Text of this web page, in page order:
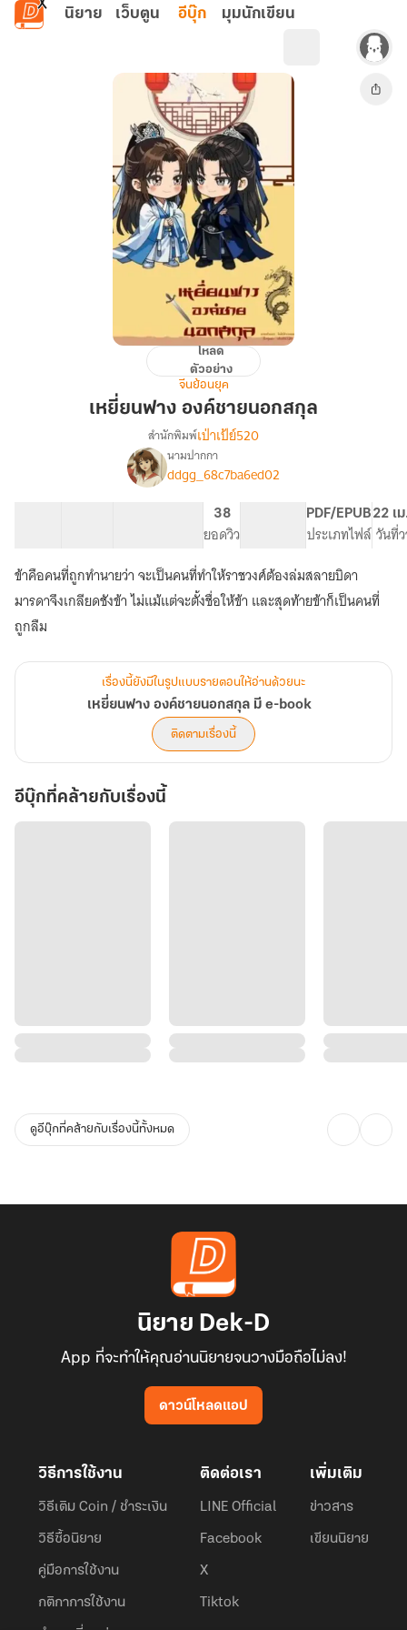
ข้ามไปยังเนื้อหาหลัก
นิยาย เว็บตูน อีบุ๊ก มุมนักเขียน
ยน
ชาย
นอก
โหลด
ตัวอย่าง
จีนย้อนยุค
เหยี่ยนฟาง องค์ชายนอกสกุล
เรื่อง
เห
ยี่
ยน
ฟาง
องค์
ชาย
นอก
สกุล
book
สำนักพิมพ์เป่าเป้ย์520
นามปากกา
ddgg_68c7ba6ed02
38
ยอดวิว
PDF/EPUB
ประเภทไฟล์
22 เ
วันที่
ข้าคือคนที่ถูกทำนายว่า จะเป็นคนที่ทำให้ราชวงศ์ต้องล่มสลายบิดา
มารดาจึงเกลียดชังข้า ไม่แม้แต่จะตั้งชื่อให้ข้า และสุดท้ายข้าก็เป็นคนที่
ถูกลืม
เรื่องนี้ยังมีในรูปแบบรายตอนให้อ่านด้วยนะ
เหยี่ยนฟาง องค์ชายนอกสกุล มี e-book
ติดตามเรื่องนี้
อีบุ๊กที่คล้ายกับเรื่องนี้
ดูอีบุ๊กที่คล้ายกับเรื่องนี้ทั้งหมด
นิยาย Dek-D
App ที่จะทำให้คุณอ่านนิยายจนวางมือถือไม่ลง!
ดาวน์โหลดแอป
วิธีการใช้งาน
วิธีเติม Coin / ชำระเงิน
วิธีซื้อนิยาย
คู่มือการใช้งาน
กติกาการใช้งาน
ติดต่อเรา
LINE Official
Facebook
X
Tiktok
เพิ่มเติม
ข่าวสาร
เขียนนิยาย